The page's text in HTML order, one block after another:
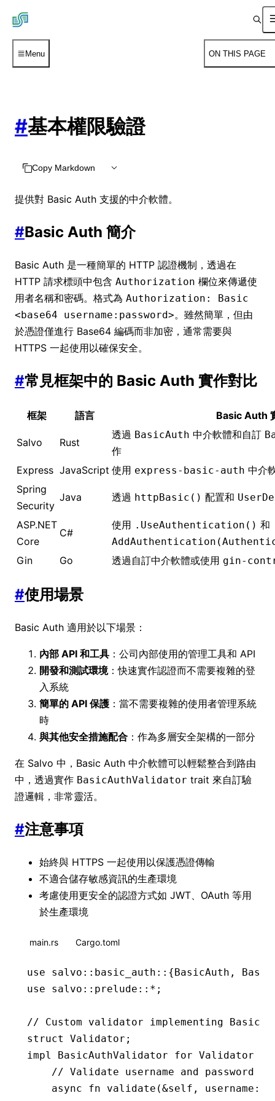
Menu ON THIS PAGE
#基本權限驗證
Copy Markdown
提供對 Basic Auth 支援的中介軟體。
#Basic Auth 簡介
Basic Auth 是一種簡單的 HTTP 認證機制，透過在
HTTP 請求標頭中包含 Authorization 欄位來傳遞使
用者名稱和密碼。格式為 Authorization: Basic
<base64 username:password>。雖然簡單，但由
於憑證僅進行 Base64 編碼而非加密，通常需要與
HTTPS 一起使用以確保安全。
#常見框架中的 Basic Auth 實作對比
框架 語言 Basic Auth
Salvo Rust
透過 BasicAuth 中介軟體和自訂
作
Express JavaScript 使用 express-basic-auth 中介
Spring
Security
Java 透過 httpBasic() 配置和
ASP.NET
Core
C#
使用 .UseAuthentication() 和
Gin Go 透過自訂中介軟體或使用 gin-
#使用場景
Basic Auth 適用於以下場景：
內部 API 和工具 ：公司內部使用的管理工具和 API
開發和測試環境：快速實作認證而不需要複雜的登
入系統
簡單的 API 保護 ：當不需要複雜的使用者管理系統
時
與其他安全措施配合 ：作為多層安全架構的一部分
在 Salvo 中，Basic Auth 中介軟體可以輕鬆整合到路由
中，透過實作 BasicAuthValidator trait 來自訂驗
證邏輯，非常靈活。
#注意事項
始終與 HTTPS 一起使用以保護憑證傳輸
不適合儲存敏感資訊的生產環境
考慮使用更安全的認證方式如 JWT、OAuth 等用
於生產環境
main.rs Cargo.toml
use salvo :: basic_auth :: {BasicAuth ,
use salvo :: prelude ::* ;
// Custom validator implementing
struct
Validator ;
impl
BasicAuthValidator for Validator
// Validate username and password
    async
fn validate (&self, username :